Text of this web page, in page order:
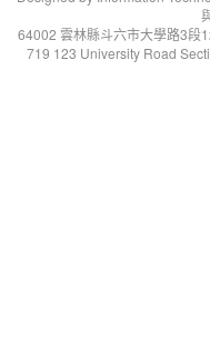
64002 雲林縣斗六市大學路3段
719 123 University Road